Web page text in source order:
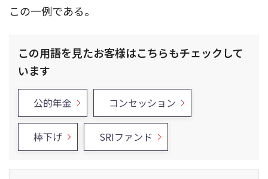
この一例である。
この用語を見たお客様はこちらもチェックして
います
公的年金 コンセッション
棒下げ SRIファンド